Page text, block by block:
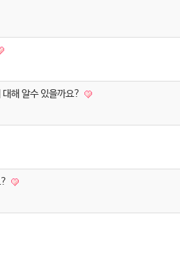
해 알수 있을까요?